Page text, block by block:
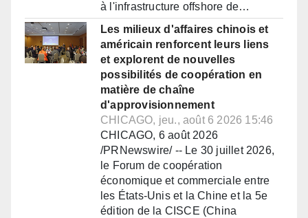
à l'infrastructure offshore de…
Les milieux d'affaires chinois et
américain renforcent leurs liens
et explorent de nouvelles
possibilités de coopération en
matière de chaîne
d'approvisionnement
CHICAGO, jeu., août 6 2026 15:46
CHICAGO, 6 août 2026
/PRNewswire/ -- Le 30 juillet 2026,
le Forum de coopération
économique et commerciale entre
les États-Unis et la Chine et la 5e
édition de la CISCE (China